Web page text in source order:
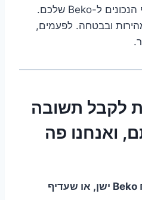
המתאימים, וחלקי החילוף הנכונים ל-Beko שלכם.
ובבטחה. לפעמים,
לקבל תשובה
ואנחנו פה
ש: האם שווה לתקן מדיח Beko ישן, או שעדיף